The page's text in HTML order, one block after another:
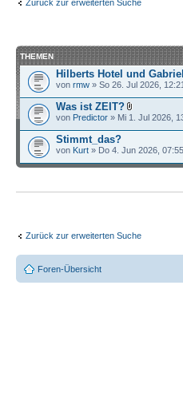
Zurück zur erweiterten Suche
THEMEN
Hilberts Hotel und
von rmw » So 26. Jul 2026,
Was ist ZEIT?
von Predictor » Mi 1. Jul 2026,
Stimmt_das?
von Kurt » Do 4. Jun 2026,
Zurück zur erweiterten Suche
Foren-Übersicht